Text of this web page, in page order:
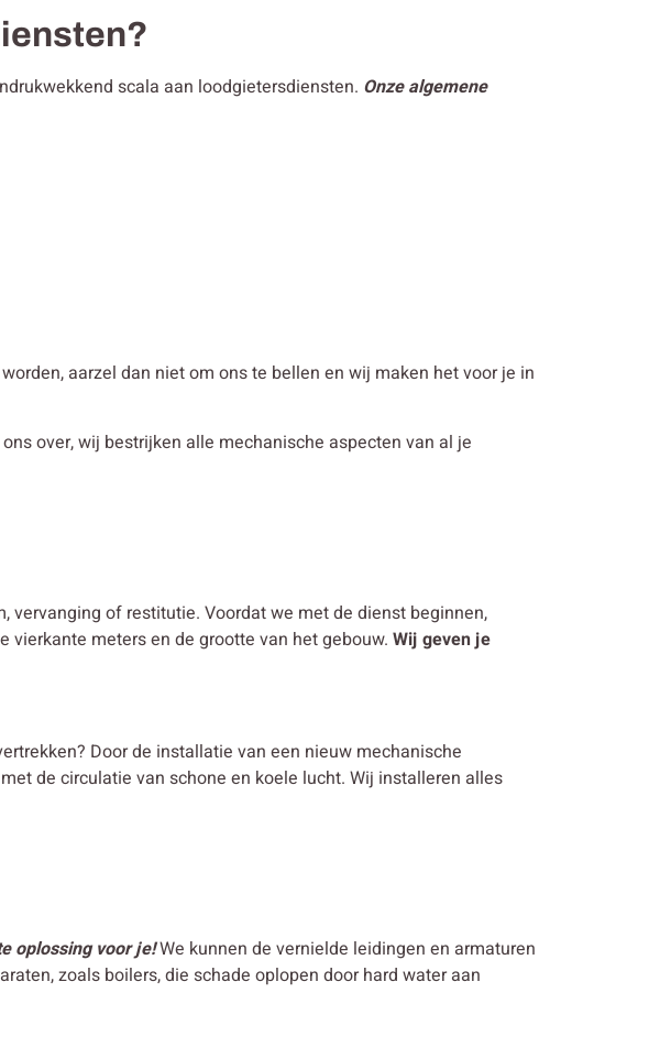
scala aan loodgietersdiensten. Onze algemene
aarzel dan niet om ons te bellen en wij maken het voor je in
over, wij bestrijken alle mechanische aspecten van al je
of restitutie. Voordat we met de dienst beginnen,
meters en de grootte van het gebouw. Wij geven je
Door de installatie van een nieuw mechanische
de circulatie van schone en koele lucht. Wij installeren alles
oplossing voor je!We kunnen de vernielde leidingen en armaturen
zoals boilers, die schade oplopen door hard water aan